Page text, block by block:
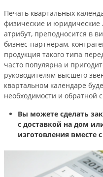
Печать квартальных
физические и
атрибут, преподносится в
бизнес-партнерам,
продукция такого типа
часто популярна и
руководителям высшего
квартальном календаре
необходимости и обратной
Вы можете сделать
с доставкой на дом
изготовления вместе